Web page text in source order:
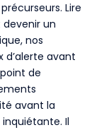
Lire
un
nos
d’alerte avant
de
avant la
Il